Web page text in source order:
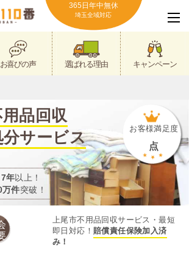
365日年中無休
埼玉全域対応
お喜びの声 選ばれる理由 キャンペーン
品回収
サービス
7年以上！
万件突破！
お客様満足度
点
上尾市不用品回収サービス・最短
即日対応！ 賠償責任保険加入済
み！